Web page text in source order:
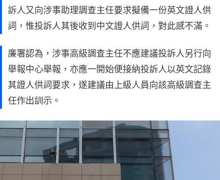
訴人又向涉事助理調查主任要求擬備一份英文證人供
詞，惟投訴人其後收到中文證人供詞，對此感不滿。
廉署認為，涉事高級調查主任不應建議投訴人另行向
舉報中心舉報，亦應一開始便接納投訴人以英文記錄
其證人供詞要求，遂建議由上級人員向該高級調查主
任作出訓示。